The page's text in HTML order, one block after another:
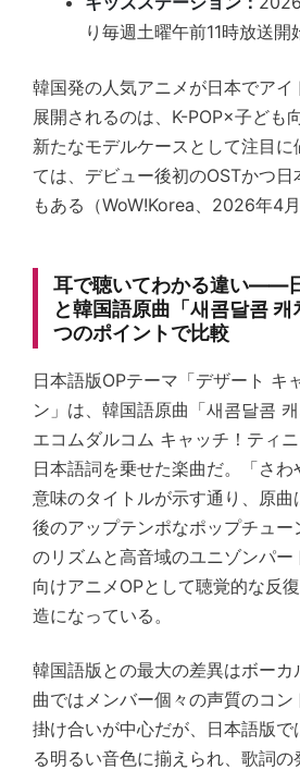
り毎週土曜午前11時放送開
韓国発の人気アニメが日本でアイ
展開されるのは、K-POP×子ども
新たなモデルケースとして注目
ては、デビュー後初のOSTかつ
もある（WoW!Korea、2026年4月
耳で聴いてわかる違い——
と韓国語原曲「새콤달콤
つのポイントで比較
日本語版OPテーマ「デザート キ
ン」は、韓国語原曲「새콤달콤
エコムダルコム キャッチ！ティ
日本語詞を乗せた楽曲だ。「さわ
意味のタイトルが示す通り、原
後のアップテンポなポップチュー
のリズムと高音域のユニゾンパー
向けアニメOPとして聴覚的な反
造になっている。
韓国語版との最大の差異はボー
曲ではメンバー個々の声質のコン
掛け合いが中心だが、日本語版で
る明るい音色に揃えられ、歌詞の